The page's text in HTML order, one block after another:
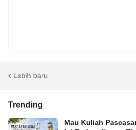
Lebih baru
Trending
Mau Kuliah